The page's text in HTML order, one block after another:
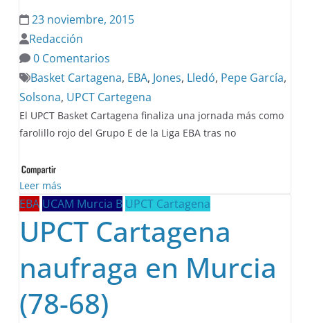
23 noviembre, 2015
Redacción
0 Comentarios
Basket Cartagena, EBA, Jones, Lledó, Pepe García,
Solsona, UPCT Cartegena
El UPCT Basket Cartagena finaliza una jornada más como
farolillo rojo del Grupo E de la Liga EBA tras no
Leer más
EBA UCAM Murcia B UPCT Cartagena
UPCT Cartagena
naufraga en Murcia
(78-68)